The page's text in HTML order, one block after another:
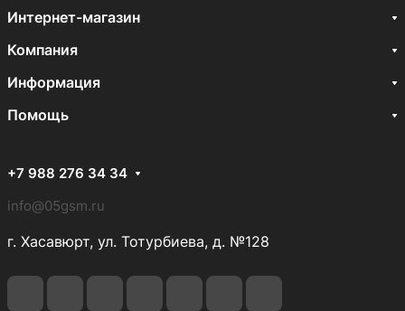
Интернет-магазин
Компания
Информация
Помощь
+7 988 276 34 34
info@05gsm.ru
г. Хасавюрт, ул. Тотурбиева, д. №128